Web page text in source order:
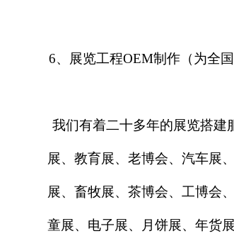
6、展览工程OEM制作（为全
我们有着二十多年的展览搭建
展、教育展、老博会、汽车展
展、畜牧展、茶博会、工博会
童展、电子展、月饼展、年货